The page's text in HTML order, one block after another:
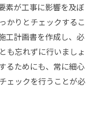
素が工事に影響を及ぼ
かりとチェックするこ
工計画書を作成し、必
も忘れずに行いましょ
るためにも、常に細心
ェックを行うことが必